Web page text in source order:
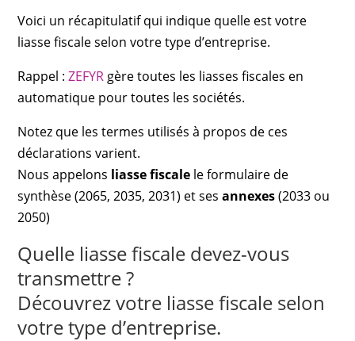
Voici un récapitulatif qui indique quelle est votre
liasse fiscale selon votre type d’entreprise.
Rappel :ZEFYR gère toutes les liasses fiscales en
automatique pour toutes les sociétés.
Notez que les termes utilisés à propos de ces
déclarations varient.
Nous appelons liasse fiscale le formulaire de
synthèse (2065, 2035, 2031) et sesannexes(2033 ou
2050)
Quelle liasse fiscale devez-vous
transmettre ?
Découvrez votre liasse fiscale selon
votre type d’entreprise.